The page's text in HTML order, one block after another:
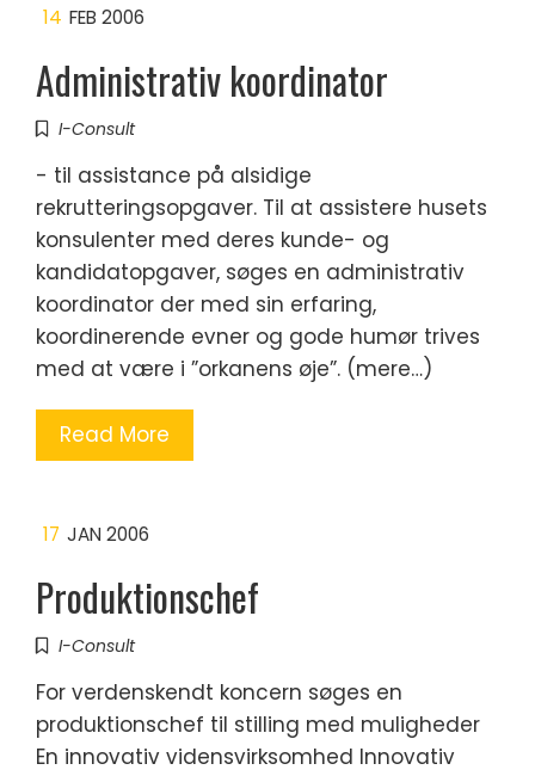
14 FEB 2006
Administrativ koordinator
I-Consult
- til assistance på alsidige
rekrutteringsopgaver. Til at assistere husets
konsulenter med deres kunde- og
kandidatopgaver, søges en administrativ
koordinator der med sin erfaring,
koordinerende evner og gode humør trives
med at være i ”orkanens øje”. (mere…)
Read More
17 JAN 2006
Produktionschef
I-Consult
For verdenskendt koncern søges en
produktionschef til stilling med muligheder
En innovativ vidensvirksomhed Innovativ